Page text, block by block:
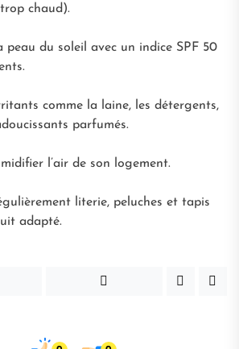
chaud).
peau du soleil avec un indice SPF 50
comme la laine, les détergents,
parfumés.
l’air de son logement.
literie, peluches et tapis
adapté.